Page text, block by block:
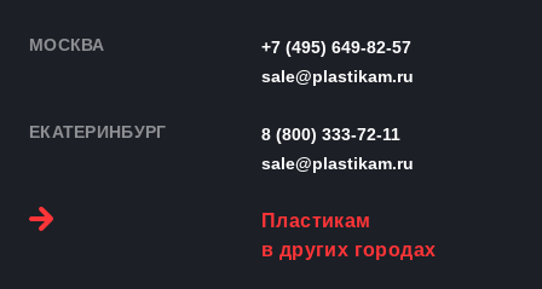
МОСКВА
+7 (495) 649-82-57
sale@plastikam.ru
ЕКАТЕРИНБУРГ
8 (800) 333-72-11
sale@plastikam.ru
Пластикам
в других городах